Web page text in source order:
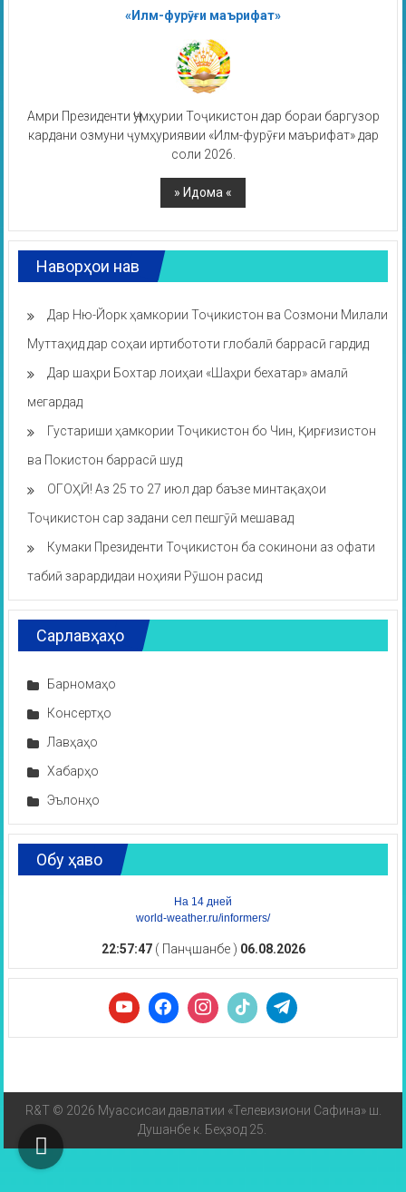
«Илм-фурӯғи маърифат»
Амри Президенти Ҷумҳурии Тоҷикистон дар бораи баргузор
кардани озмуни ҷумҳуриявии «Илм-фурӯғи маърифат» дар
соли 2026.
Наворҳои нав
Дар Ню-Йорк ҳамкории Тоҷикистон ва Созмони Милали
Муттаҳид дар соҳаи иртибототи глобалӣ баррасӣ гардид
Дар шаҳри Бохтар лоиҳаи «Шаҳри бехатар» амалӣ
мегардад
Густариши ҳамкории Тоҷикистон бо Чин, Қирғизистон
ва Покистон баррасӣ шуд
ОГОҲӢ! Аз 25 то 27 июл дар баъзе минтақаҳои
Тоҷикистон сар задани сел пешгӯӣ мешавад
Кумаки Президенти Тоҷикистон ба сокинони аз офати
табиӣ зарардидаи ноҳияи Рӯшон расид
Сарлавҳаҳо
Барномаҳо
Консертҳо
Лавҳаҳо
Хабарҳо
Эълонҳо
Обу ҳаво
На 14 дней
world-weather.ru/informers/
22:57:47( Панҷшанбе ) 06.08.2026
R&T © 2026 Муассисаи давлатии «Телевизиони Сафина» ш.
Душанбе к. Беҳзод 25.